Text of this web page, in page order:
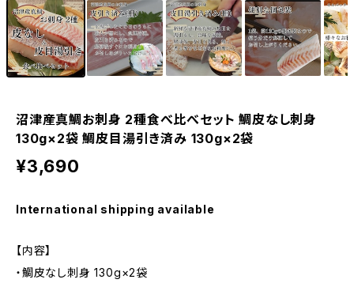
沼津産真鯛お刺身 2種食べ比べセット 鯛皮なし刺身
130g×2袋 鯛皮目湯引き済み 130g×2袋
¥3,690
International shipping available
【内容】
・鯛皮なし刺身 130g×2袋